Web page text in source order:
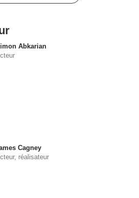
Abkarian
Cagney
réalisateur